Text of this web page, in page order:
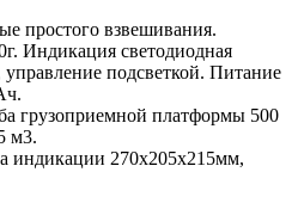
простого взвешивания.
Индикация светодиодная
подсветкой. Питание
грузоприемной платформы 500
м3.
индикации 270х205х215мм,